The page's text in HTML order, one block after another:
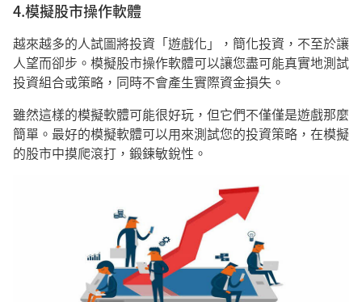
4.模擬股市操作軟體
越來越多的人試圖將投資「遊戲化」，簡化投資，不至於讓
人望而卻步。模擬股市操作軟體可以讓您盡可能真實地測試
投資組合或策略，同時不會產生實際資金損失。
雖然這樣的模擬軟體可能很好玩，但它們不僅僅是遊戲那麼
簡單。最好的模擬軟體可以用來測試您的投資策略，在模擬
的股市中摸爬滾打，鍛鍊敏銳性。